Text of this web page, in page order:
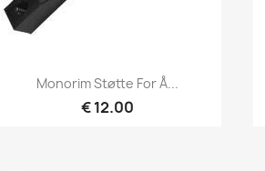
Hurtigvisning
Monorim Støtte For Å...
€ 12.00